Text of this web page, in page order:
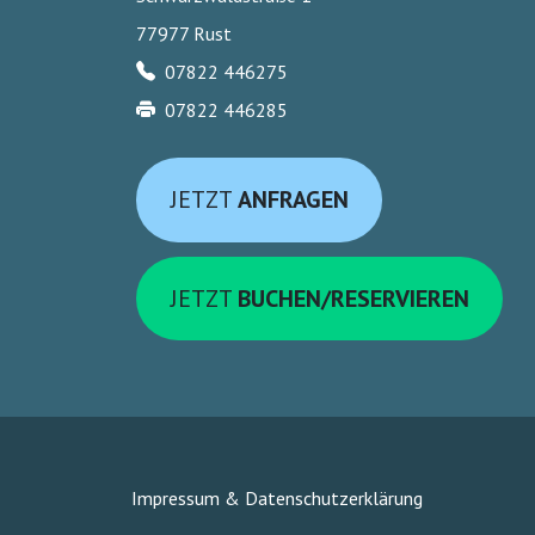
77977 Rust
07822 446275
07822 446285
JETZTANFRAGEN
JETZT BUCHEN/RESERVIEREN
Impressum & Datenschutzerklärung